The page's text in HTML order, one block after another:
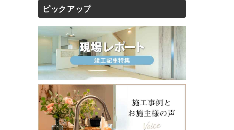
ピックアップ